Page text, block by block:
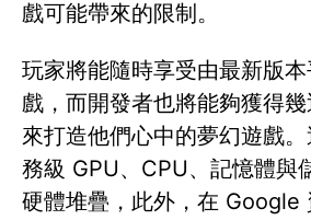
戲可能帶來的限制。
玩家將能隨時享受由最新版
戲，而開發者也將能夠獲得
來打造他們心中的夢幻遊戲
務級 GPU、CPU、記憶體與
硬體堆疊，此外，在 Google